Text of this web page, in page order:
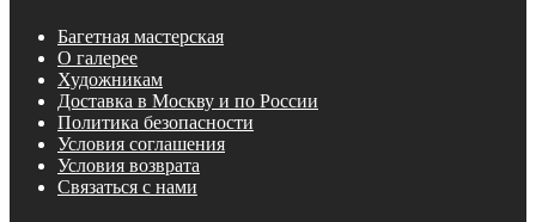
Багетная мастерская
О галерее
Художникам
Доставка в Москву и по России
Политика безопасности
Условия соглашения
Условия возврата
Связаться с нами